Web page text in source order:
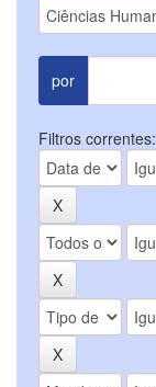
por
Filtros correntes: